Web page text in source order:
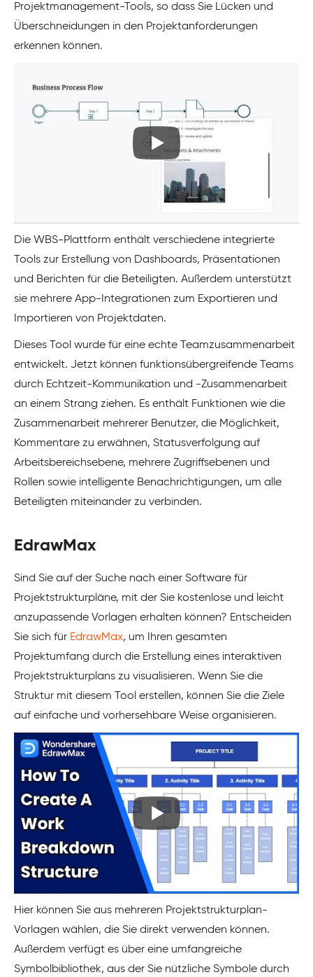
Projektmanagement-Tools, so dass Sie Lücken und
Überschneidungen in den Projektanforderungen
erkennen können.
Die WBS-Plattform enthält verschiedene integrierte
Tools zur Erstellung von Dashboards, Präsentationen
und Berichten für die Beteiligten. Außerdem unterstützt
sie mehrere App-Integrationen zum Exportieren und
Importieren von Projektdaten.
Dieses Tool wurde für eine echte Teamzusammenarbeit
entwickelt. Jetzt können funktionsübergreifende Teams
durch Echtzeit-Kommunikation und -Zusammenarbeit
an einem Strang ziehen. Es enthält Funktionen wie die
Zusammenarbeit mehrerer Benutzer, die Möglichkeit,
Kommentare zu erwähnen, Statusverfolgung auf
Arbeitsbereichsebene, mehrere Zugriffsebenen und
Rollen sowie intelligente Benachrichtigungen, um alle
Beteiligten miteinander zu verbinden.
EdrawMax
Sind Sie auf der Suche nach einer Software für
Projektstrukturpläne, mit der Sie kostenlose und leicht
anzupassende Vorlagen erhalten können? Entscheiden
Sie sich für EdrawMax, um Ihren gesamten
Projektumfang durch die Erstellung eines interaktiven
Projektstrukturplans zu visualisieren. Wenn Sie die
Struktur mit diesem Tool erstellen, können Sie die Ziele
auf einfache und vorhersehbare Weise organisieren.
Hier können Sie aus mehreren Projektstrukturplan-
Vorlagen wählen, die Sie direkt verwenden können.
Außerdem verfügt es über eine umfangreiche
Symbolbibliothek, aus der Sie nützliche Symbole durch